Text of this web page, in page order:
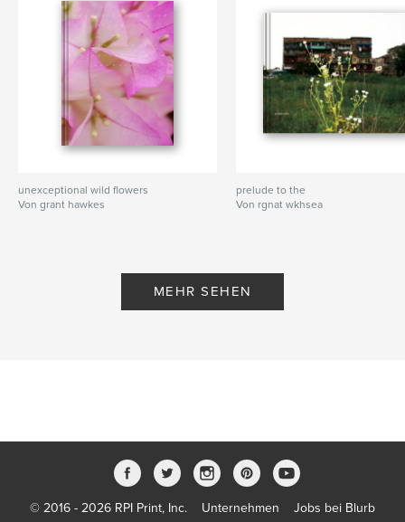
unexceptional wild flowers
Von grant hawkes
prelude to the
Von rgnat wkhsea
MEHR SEHEN
© 2016 - 2026 RPI Print, Inc. Unternehmen Jobs bei Blurb